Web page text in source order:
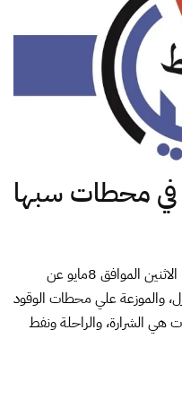
في محطات سبها
كشفت شركة البريقة لتسويق النفط اليوم الاثنين الموافق 8مايو عن
والموزعة علي محطات الوقود
هي الشرارة، والراحلة ونفط